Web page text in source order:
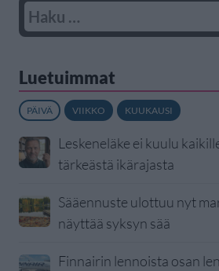
Luetuimmat
PÄIVÄ VIIKKO KUUKAUSI
Leskeneläke ei kuulu
tärkeästä ikärajasta
Sääennuste ulottuu nyt
näyttää syksyn sää
Finnairin lennoista osan